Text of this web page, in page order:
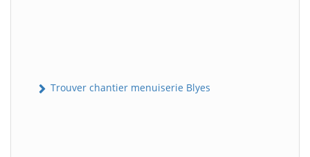
Trouver chantier menuiserie Blyes